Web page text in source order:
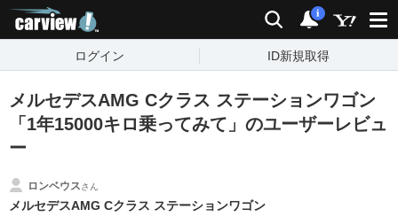
検索 通知
i
ログイン ID新規取得
メルセデスAMG Cクラス ステーションワゴン
「1年15000キロ乗ってみて」のユーザーレビュ
ー
ロンベウスさん
メルセデスAMG Cクラス ステーションワゴン